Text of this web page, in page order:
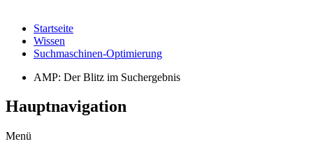
Startseite
Wissen
Suchmaschinen-Optimierung
AMP: Der Blitz im Suchergebnis
Hauptnavigation
Menü